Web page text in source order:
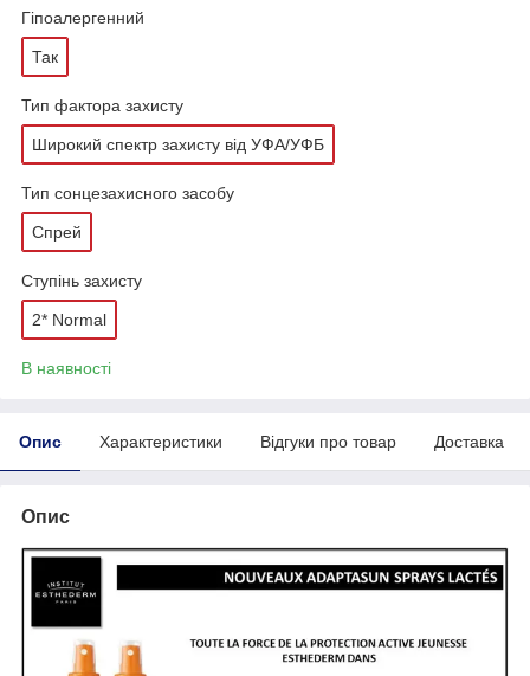
Гіпоалергенний
Так
Тип фактора захисту
Широкий спектр захисту від УФА/УФБ
Тип сонцезахисного засобу
Спрей
Ступінь захисту
2* Normal
В наявності
Опис Характеристики Відгуки про товар Доставка
Опис